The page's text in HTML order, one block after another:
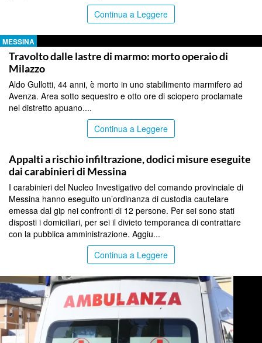
Continua a Leggere
MESSINA
Travolto dalle lastre di marmo: morto operaio di
Milazzo
Aldo Gullotti, 44 anni, è morto in uno stabilimento marmifero ad
Avenza. Area sotto sequestro e otto ore di sciopero proclamate
nel distretto apuano....
Continua a Leggere
Appalti a rischio infiltrazione, dodici misure eseguite
dai carabinieri di Messina
I carabinieri del Nucleo Investigativo del comando provinciale di
Messina hanno eseguito un’ordinanza di custodia cautelare
emessa dal gip nei confronti di 12 persone. Per sei sono stati
disposti i domiciliari, per sei il divieto temporanea di contrattare
con la pubblica amministrazione. Aggiu...
Continua a Leggere